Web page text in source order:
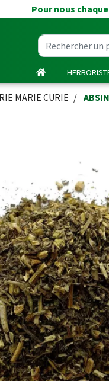
Pour nous
MARIE CURIE